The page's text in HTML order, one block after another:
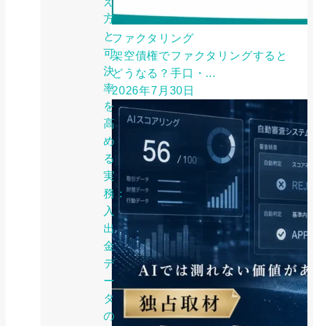
方
と
可
決
率
を
高
め
る
実
務：
入
出
金
デ
ー
タ
の
ファクタリング
架空債権でファクタリングすると
どうなる？手口・...
2026年7月30日